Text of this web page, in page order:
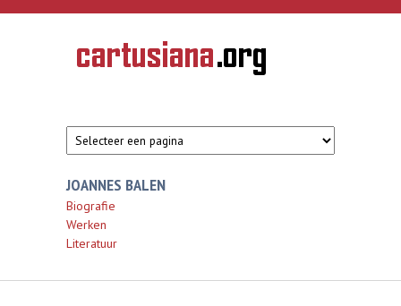
Overslaan en naar de inhoud gaan
CARTUSIANA
Geschiedenis
van de
JOANNES BALEN
Biografie
Werken
Literatuur